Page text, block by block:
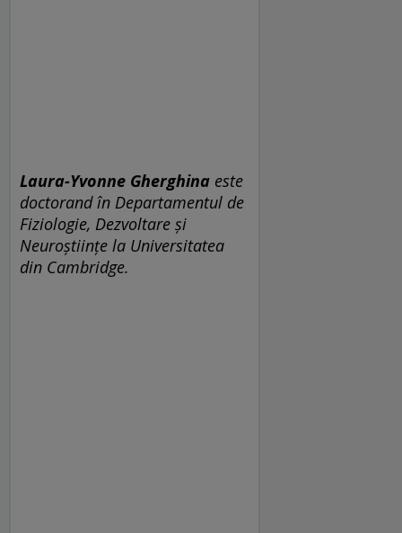
Laura-Yvonne Gherghina este
doctorand în Departamentul de
Fiziologie, Dezvoltare și
Neuroștiințe la Universitatea
din Cambridge.